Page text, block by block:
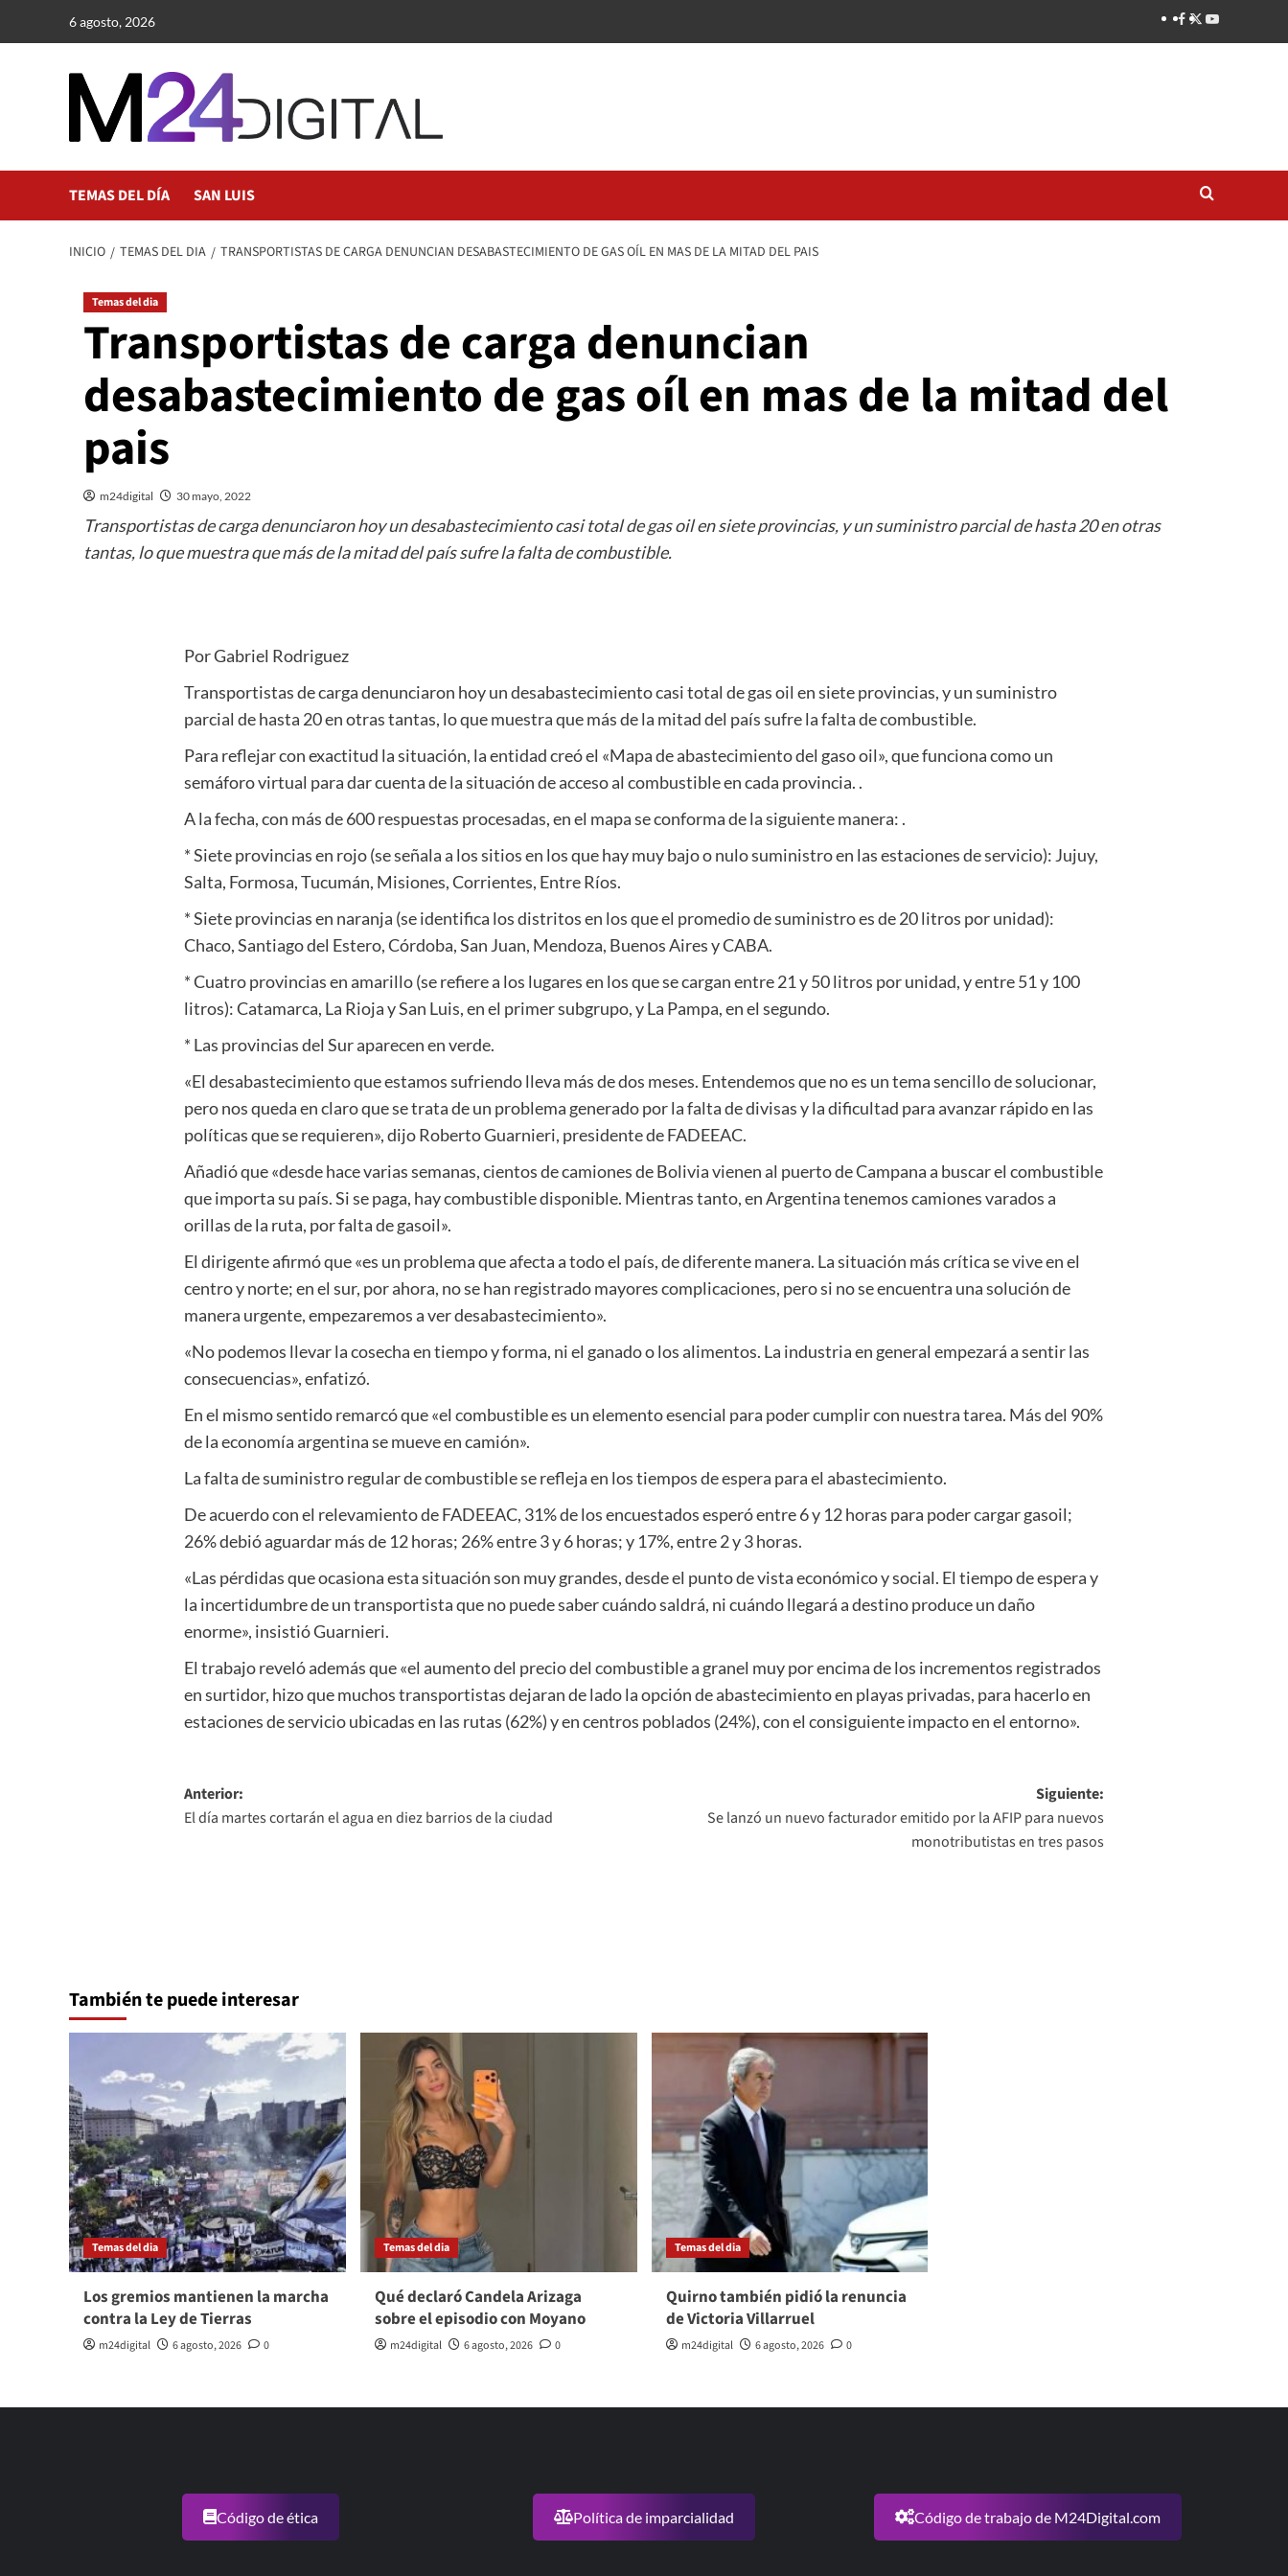
6 agosto, 2026
TEMAS DEL DÍA SAN LUIS
INICIO TEMAS DEL DIA TRANSPORTISTAS DE CARGA DENUNCIAN DESABASTECIMIENTO DE GAS OÍL EN MAS DE LA MITAD DEL PAIS
Temas del dia
Transportistas de carga denuncian
desabastecimiento de gas oíl en mas de la mitad del
pais
m24digital 30 mayo, 2022
Transportistas de carga denunciaron hoy un desabastecimiento casi total de gas oil en siete provincias, y un suministro parcial de hasta 20 en otras
tantas, lo que muestra que más de la mitad del país sufre la falta de combustible.
Por Gabriel Rodriguez
Transportistas de carga denunciaron hoy un desabastecimiento casi total de gas oil en siete provincias, y un suministro
parcial de hasta 20 en otras tantas, lo que muestra que más de la mitad del país sufre la falta de combustible.
Para reflejar con exactitud la situación, la entidad creó el «Mapa de abastecimiento del gaso oil», que funciona como un
semáforo virtual para dar cuenta de la situación de acceso al combustible en cada provincia. .
A la fecha, con más de 600 respuestas procesadas, en el mapa se conforma de la siguiente manera: .
* Siete provincias en rojo (se señala a los sitios en los que hay muy bajo o nulo suministro en las estaciones de servicio): Jujuy,
Salta, Formosa, Tucumán, Misiones, Corrientes, Entre Ríos.
* Siete provincias en naranja (se identifica los distritos en los que el promedio de suministro es de 20 litros por unidad):
Chaco, Santiago del Estero, Córdoba, San Juan, Mendoza, Buenos Aires y CABA.
* Cuatro provincias en amarillo (se refiere a los lugares en los que se cargan entre 21 y 50 litros por unidad, y entre 51 y 100
litros): Catamarca, La Rioja y San Luis, en el primer subgrupo, y La Pampa, en el segundo.
* Las provincias del Sur aparecen en verde.
«El desabastecimiento que estamos sufriendo lleva más de dos meses. Entendemos que no es un tema sencillo de solucionar,
pero nos queda en claro que se trata de un problema generado por la falta de divisas y la dificultad para avanzar rápido en las
políticas que se requieren», dijo Roberto Guarnieri, presidente de FADEEAC.
Añadió que «desde hace varias semanas, cientos de camiones de Bolivia vienen al puerto de Campana a buscar el combustible
que importa su país. Si se paga, hay combustible disponible. Mientras tanto, en Argentina tenemos camiones varados a
orillas de la ruta, por falta de gasoil».
El dirigente afirmó que «es un problema que afecta a todo el país, de diferente manera. La situación más crítica se vive en el
centro y norte; en el sur, por ahora, no se han registrado mayores complicaciones, pero si no se encuentra una solución de
manera urgente, empezaremos a ver desabastecimiento».
«No podemos llevar la cosecha en tiempo y forma, ni el ganado o los alimentos. La industria en general empezará a sentir las
consecuencias», enfatizó.
En el mismo sentido remarcó que «el combustible es un elemento esencial para poder cumplir con nuestra tarea. Más del 90%
de la economía argentina se mueve en camión».
La falta de suministro regular de combustible se refleja en los tiempos de espera para el abastecimiento.
De acuerdo con el relevamiento de FADEEAC, 31% de los encuestados esperó entre 6 y 12 horas para poder cargar gasoil;
26% debió aguardar más de 12 horas; 26% entre 3 y 6 horas; y 17%, entre 2 y 3 horas.
«Las pérdidas que ocasiona esta situación son muy grandes, desde el punto de vista económico y social. El tiempo de espera y
la incertidumbre de un transportista que no puede saber cuándo saldrá, ni cuándo llegará a destino produce un daño
enorme», insistió Guarnieri.
El trabajo reveló además que «el aumento del precio del combustible a granel muy por encima de los incrementos registrados
en surtidor, hizo que muchos transportistas dejaran de lado la opción de abastecimiento en playas privadas, para hacerlo en
estaciones de servicio ubicadas en las rutas (62%) y en centros poblados (24%), con el consiguiente impacto en el entorno».
Navegación
de
Anterior:
El día martes cortarán el agua en diez barrios de la ciudad
Siguiente:
Se lanzó un nuevo facturador emitido por la AFIP para nuevos
monotributistas en tres pasos
También te puede interesar
Temas del dia
Los gremios mantienen la marcha
contra la Ley de Tierras
m24digital 6 agosto, 2026 0
Temas del dia
Qué declaró Candela Arizaga
sobre el episodio con Moyano
m24digital 6 agosto, 2026 0
Temas del dia
Quirno también pidió la renuncia
de Victoria Villarruel
m24digital 6 agosto, 2026 0
Código de ética Política de imparcialidad Código de trabajo de M24Digital.com